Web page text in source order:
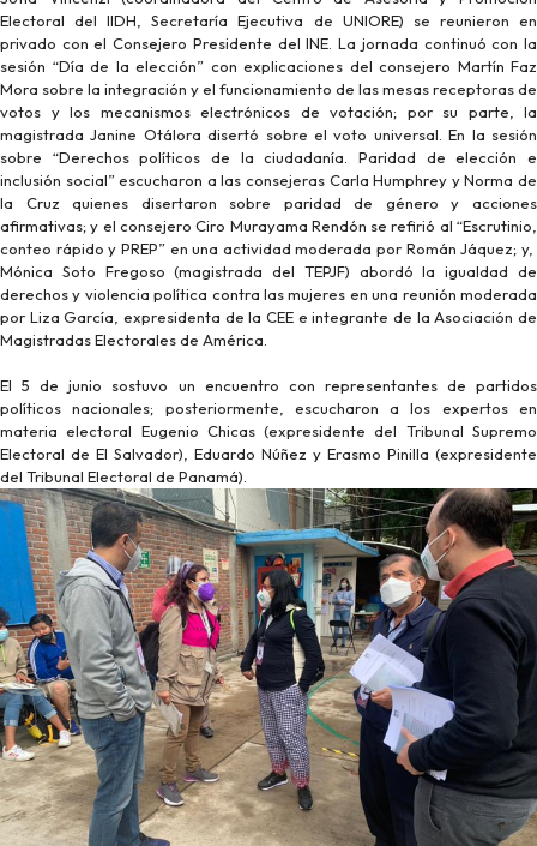
Electoral del IIDH, Secretaría Ejecutiva de UNIORE) se reunieron en
privado con el Consejero Presidente del INE. La jornada continuó con la
sesión “Día de la elección” con explicaciones del consejero Martín Faz
Mora sobre la integración y el funcionamiento de las mesas receptoras de
votos y los mecanismos electrónicos de votación; por su parte, la
magistrada Janine Otálora disertó sobre el voto universal. En la sesión
sobre “Derechos políticos de la ciudadanía. Paridad de elección e
inclusión social” escucharon a las consejeras Carla Humphrey y Norma de
la Cruz quienes disertaron sobre paridad de género y acciones
afirmativas; y el consejero Ciro Murayama Rendón se refirió al “Escrutinio,
conteo rápido y PREP” en una actividad moderada por Román Jáquez; y,
Mónica Soto Fregoso (magistrada del TEPJF) abordó la igualdad de
derechos y violencia política contra las mujeres en una reunión moderada
por Liza García, expresidenta de la CEE e integrante de la Asociación de
Magistradas Electorales de América.
El 5 de junio sostuvo un encuentro con representantes de partidos
políticos nacionales; posteriormente, escucharon a los expertos en
materia electoral Eugenio Chicas (expresidente del Tribunal Supremo
Electoral de El Salvador), Eduardo Núñez y Erasmo Pinilla (expresidente
del Tribunal Electoral de Panamá).